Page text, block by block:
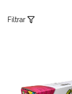
Filtrar